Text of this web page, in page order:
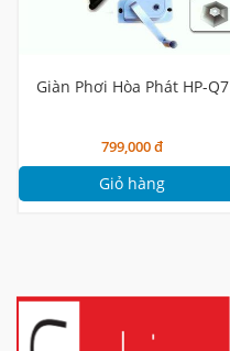
Giàn Phơi Hòa Phát HP-Q7
799,000 đ
Giỏ hàng